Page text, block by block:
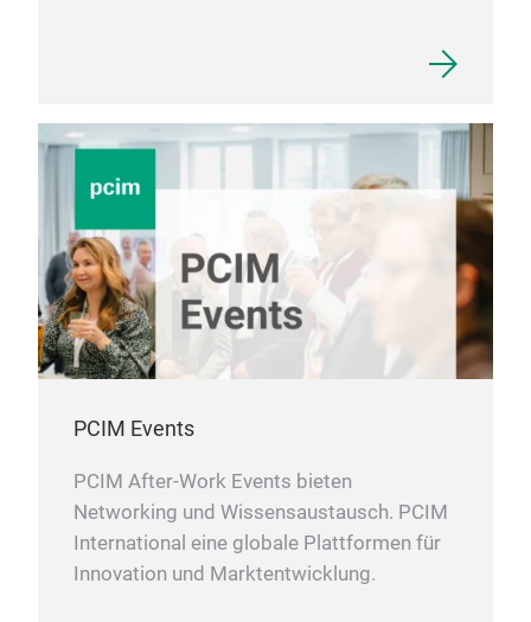
PCIM Events
PCIM After-Work Events bieten
Networking und Wissensaustausch. PCIM
International eine globale Plattformen für
Innovation und Marktentwicklung.